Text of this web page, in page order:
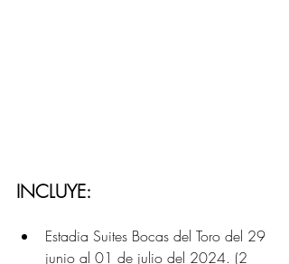
INCLUYE:
Estadia Suites Bocas del Toro del 29
junio al 01 de julio del 2024. (2